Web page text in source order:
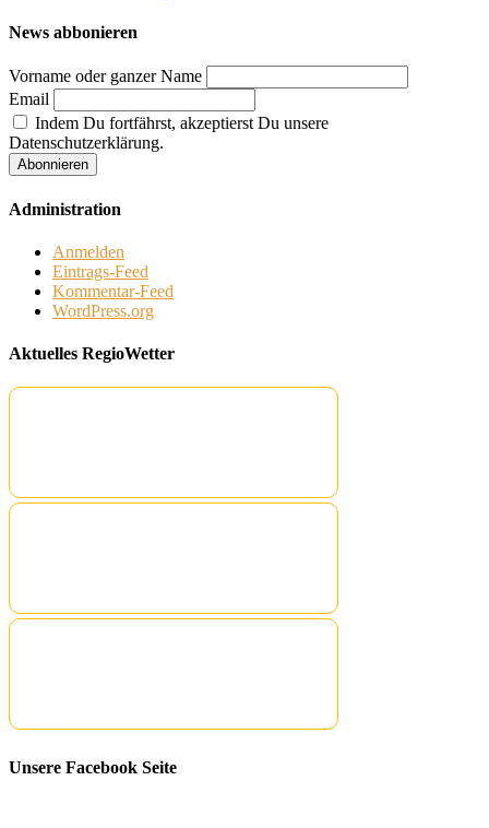
News abbonieren
Vorname oder ganzer Name
Email
Indem Du fortfährst, akzeptierst Du unsere
Datenschutzerklärung.
Administration
Anmelden
Eintrags-Feed
Kommentar-Feed
WordPress.org
Aktuelles RegioWetter
Unsere Facebook Seite